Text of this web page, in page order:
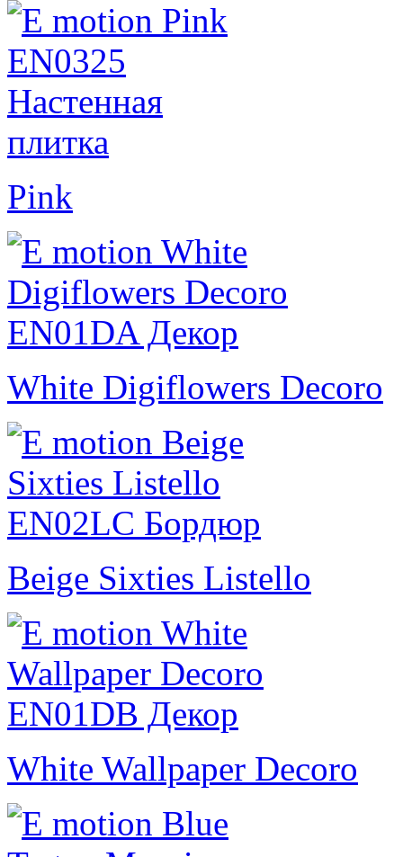
Pink
White Digiflowers Decoro
Beige Sixties Listello
White Wallpaper Decoro